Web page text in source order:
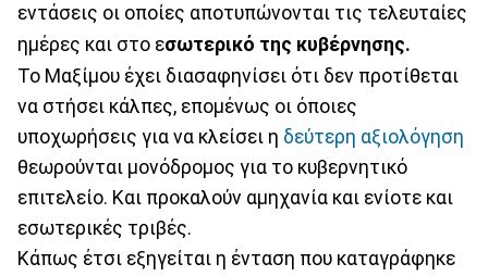
εντάσεις οι οποίες αποτυπώνονται τις τελευταίες
ημέρες και στο εσωτερικό της κυβέρνησης.
Το Μαξίμου έχει διασαφηνίσει ότι δεν προτίθεται
να στήσει κάλπες, επομένως οι όποιες
υποχωρήσεις για να κλείσει η δεύτερη αξιολόγηση
θεωρούνται μονόδρομος για το κυβερνητικό
επιτελείο. Και προκαλούν αμηχανία και ενίοτε και
εσωτερικές τριβές.
Κάπως έτσι εξηγείται η ένταση που καταγράφηκε